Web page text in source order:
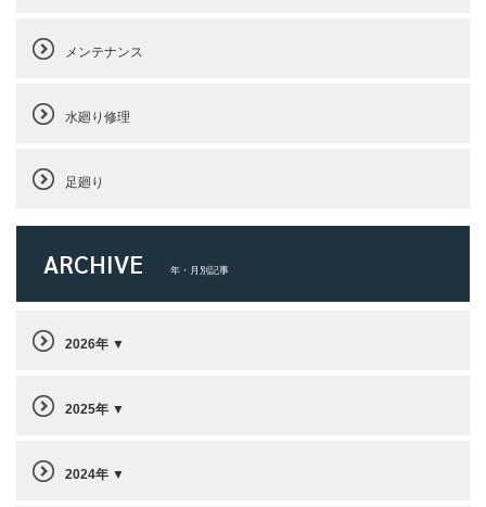
メンテナンス
水廻り修理
足廻り
ARCHIVE 年・月別記事
2026年
2025年
2024年